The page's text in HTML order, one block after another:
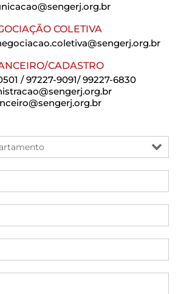
COLETIVA
CADASTRO
/ 97227-9091/ 99227-6830